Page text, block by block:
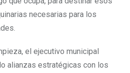
necesarias para los
el ejecutivo municipal
alianzas estratégicas con los